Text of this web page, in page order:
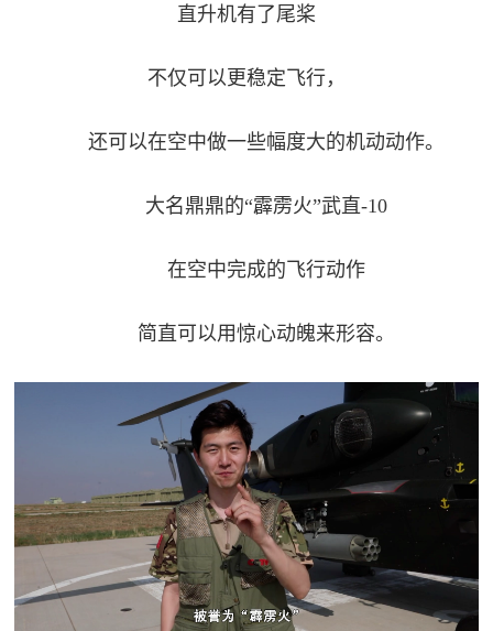
红
文
于
我
直升机有了尾桨
不仅可以更稳定飞行，
还可以在空中做一些幅度大的机动动作。
大名鼎鼎的“霹雳火”武直-10
在空中完成的飞行动作
简直可以用惊心动魄来形容。